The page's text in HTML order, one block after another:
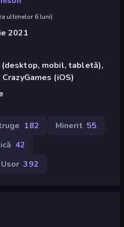
ultimelor 6 luni)
2021
mobil, tabletă),
(iOS)
182 Minerit 55
42
Usor 392